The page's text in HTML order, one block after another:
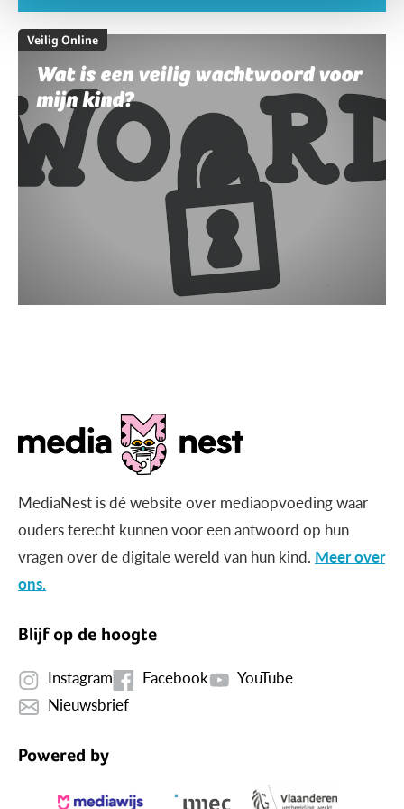
Veilig Online
Wat is een veilig wachtwoord voor
mijn kind?
MediaNest is dé website over mediaopvoeding waar
ouders terecht kunnen voor een antwoord op hun
vragen over de digitale wereld van hun kind. Meer over
ons.
Blijf op de hoogte
Instagram Facebook
YouTube
Nieuwsbrief
Powered by